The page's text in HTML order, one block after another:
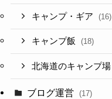
キャンプ・ギア (16)
キャンプ飯 (18)
北海道のキャンプ場
ブログ運営 (17)